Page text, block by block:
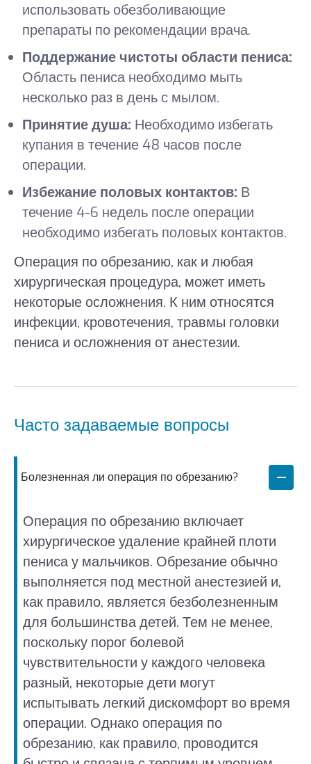
использовать обезболивающие
препараты по рекомендации врача.
Поддержание чистоты области пениса:
Область пениса необходимо мыть
несколько раз в день с мылом.
Принятие душа: Необходимо избегать
купания в течение 48 часов после
операции.
Избежание половых контактов: В
течение 4-6 недель после операции
необходимо избегать половых контактов.
Операция по обрезанию, как и любая
хирургическая процедура, может иметь
некоторые осложнения. К ним относятся
инфекции, кровотечения, травмы головки
пениса и осложнения от анестезии.
Часто задаваемые вопросы
Болезненная ли операция по обрезанию?
Операция по обрезанию включает
хирургическое удаление крайней плоти
пениса у мальчиков. Обрезание обычно
выполняется под местной анестезией и,
как правило, является безболезненным
для большинства детей. Тем не менее,
поскольку порог болевой
чувствительности у каждого человека
разный, некоторые дети могут
испытывать легкий дискомфорт во время
операции. Однако операция по
обрезанию, как правило, проводится